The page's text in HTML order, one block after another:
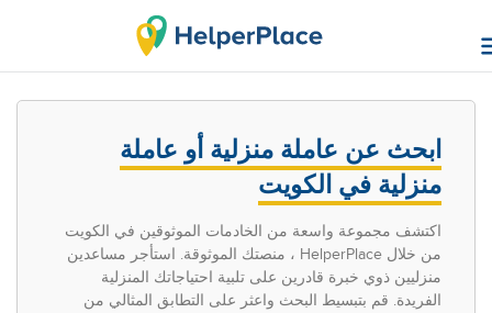
ابحث عن عاملة منزلية أو عاملة
منزلية في الكويت
اكتشف مجموعة واسعة من الخادمات الموثوقين في الكويت
من خلال HelperPlace ، منصتك الموثوقة. استأجر مساعدين
منزليين ذوي خبرة قادرين على تلبية احتياجاتك المنزلية
الفريدة. قم بتبسيط البحث واعثر على التطابق المثالي من